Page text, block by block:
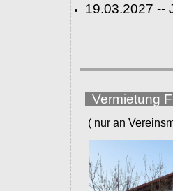
19.03.2027 --
Vermietung
( nur an